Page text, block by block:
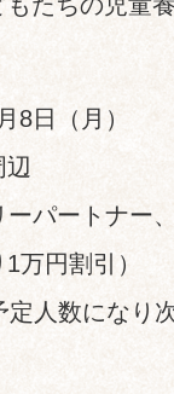
8日（月）
辺
ーパートナー
万円割引）
人数になり